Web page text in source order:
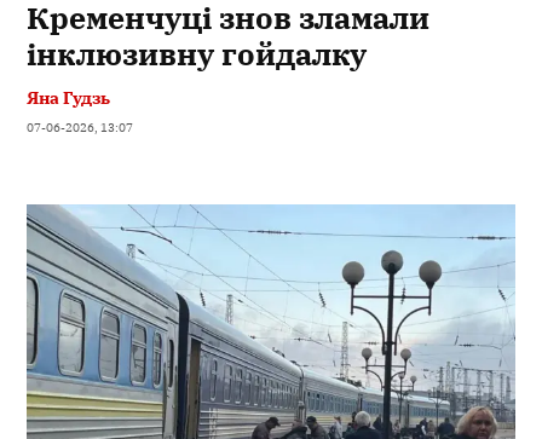
Кременчуці знов зламали
інклюзивну гойдалку
Яна Гудзь
07-06-2026, 13:07